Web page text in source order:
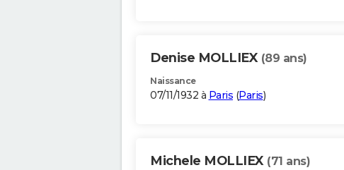
Denise MOLLIEX (89 ans)
Naissance
07/11/1932 à Paris (Paris)
Michele MOLLIEX (71 ans)